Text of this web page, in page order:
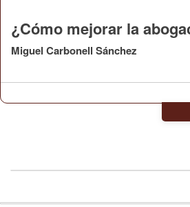
¿Cómo mejorar la
Miguel Carbonell Sánchez